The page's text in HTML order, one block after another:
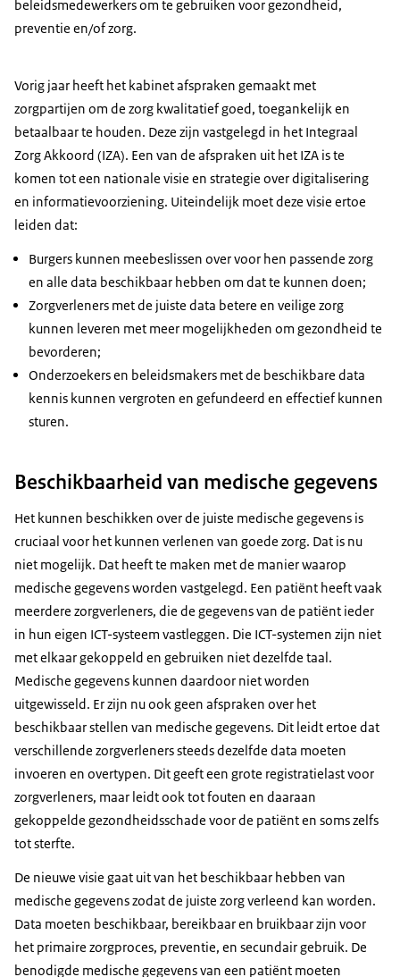
beleidsmedewerkers om te gebruiken voor gezondheid,
preventie en/of zorg.
Vorig jaar heeft het kabinet afspraken gemaakt met
zorgpartijen om de zorg kwalitatief goed, toegankelijk en
betaalbaar te houden. Deze zijn vastgelegd in het Integraal
Zorg Akkoord (IZA). Een van de afspraken uit het IZA is te
komen tot een nationale visie en strategie over digitalisering
en informatievoorziening. Uiteindelijk moet deze visie ertoe
leiden dat:
Burgers kunnen meebeslissen over voor hen passende zorg
en alle data beschikbaar hebben om dat te kunnen doen;
Zorgverleners met de juiste data betere en veilige zorg
kunnen leveren met meer mogelijkheden om gezondheid te
bevorderen;
Onderzoekers en beleidsmakers met de beschikbare data
kennis kunnen vergroten en gefundeerd en effectief kunnen
sturen.
Beschikbaarheid van medische gegevens
Het kunnen beschikken over de juiste medische gegevens is
cruciaal voor het kunnen verlenen van goede zorg. Dat is nu
niet mogelijk. Dat heeft te maken met de manier waarop
medische gegevens worden vastgelegd. Een patiënt heeft vaak
meerdere zorgverleners, die de gegevens van de patiënt ieder
in hun eigen ICT-systeem vastleggen. Die ICT-systemen zijn niet
met elkaar gekoppeld en gebruiken niet dezelfde taal.
Medische gegevens kunnen daardoor niet worden
uitgewisseld. Er zijn nu ook geen afspraken over het
beschikbaar stellen van medische gegevens. Dit leidt ertoe dat
verschillende zorgverleners steeds dezelfde data moeten
invoeren en overtypen. Dit geeft een grote registratielast voor
zorgverleners, maar leidt ook tot fouten en daaraan
gekoppelde gezondheidsschade voor de patiënt en soms zelfs
tot sterfte.
De nieuwe visie gaat uit van het beschikbaar hebben van
medische gegevens zodat de juiste zorg verleend kan worden.
Data moeten beschikbaar, bereikbaar en bruikbaar zijn voor
het primaire zorgproces, preventie, en secundair gebruik. De
benodigde medische gegevens van een patiënt moeten